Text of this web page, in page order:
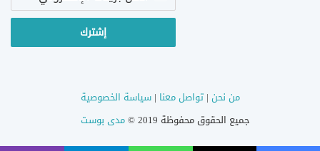
الإلكتروني
من نحن |تواصل معنا |سياسة الخصوصية
جميع الحقوق محفوظة 2019 ©
مدى بوست